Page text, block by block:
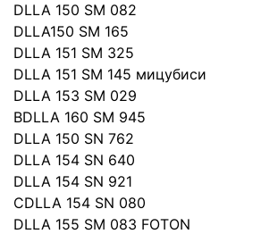
DLLA 150 SM 082
DLLA150 SM 165
DLLA 151 SM 325
DLLA 151 SM 145 мицубиси
DLLA 153 SM 029
BDLLA 160 SM 945
DLLA 150 SN 762
DLLA 154 SN 640
DLLA 154 SN 921
CDLLA 154 SN 080
DLLA 155 SM 083 FOTON